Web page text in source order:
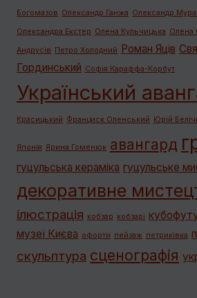
Богомазов Олександр Ганжа Олександр
Олександра Екстер Олена Кульчицька Олена
Андрусів Петро Холодний Роман Яців
Гординський Софія Караффа-Корбут
Український
Красицький Франциск Оленський Юрій
Японія Ярина Гоменюк авангард
гуцульська кераміка гуцульське
декоративне
ілюстрація кобзар кобзарі
музеї Києва офорти пейзаж петриківка
скульптура сценографія